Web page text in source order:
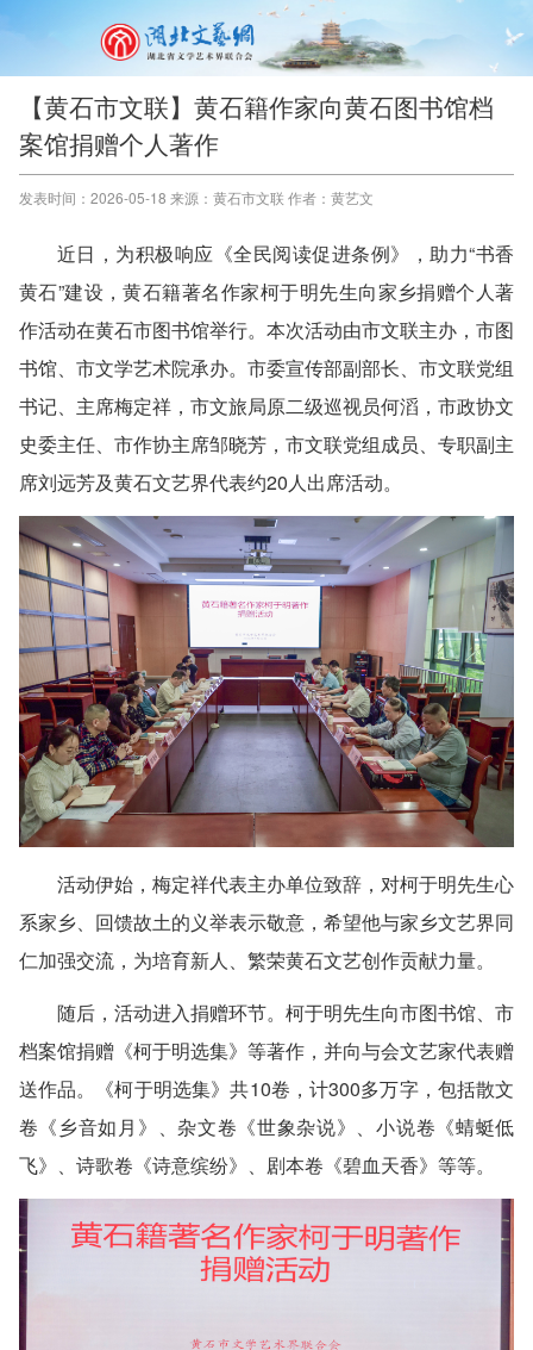
【黄石市文联】黄石籍作家向黄石图书馆档
案馆捐赠个人著作
发表时间：2026-05-18 来源：黄石市文联 作者：黄艺文
近日，为积极响应《全民阅读促进条例》，助力“书香
黄石”建设，黄石籍著名作家柯于明先生向家乡捐赠个人著
作活动在黄石市图书馆举行。本次活动由市文联主办，市图
书馆、市文学艺术院承办。市委宣传部副部长、市文联党组
书记、主席梅定祥，市文旅局原二级巡视员何滔，市政协文
史委主任、市作协主席邹晓芳，市文联党组成员、专职副主
席刘远芳及黄石文艺界代表约20人出席活动。
活动伊始，梅定祥代表主办单位致辞，对柯于明先生心
系家乡、回馈故土的义举表示敬意，希望他与家乡文艺界同
仁加强交流，为培育新人、繁荣黄石文艺创作贡献力量。
随后，活动进入捐赠环节。柯于明先生向市图书馆、市
档案馆捐赠《柯于明选集》等著作，并向与会文艺家代表赠
送作品。《柯于明选集》共10卷，计300多万字，包括散文
卷《乡音如月》、杂文卷《世象杂说》、小说卷《蜻蜓低
飞》、诗歌卷《诗意缤纷》、剧本卷《碧血天香》等等。